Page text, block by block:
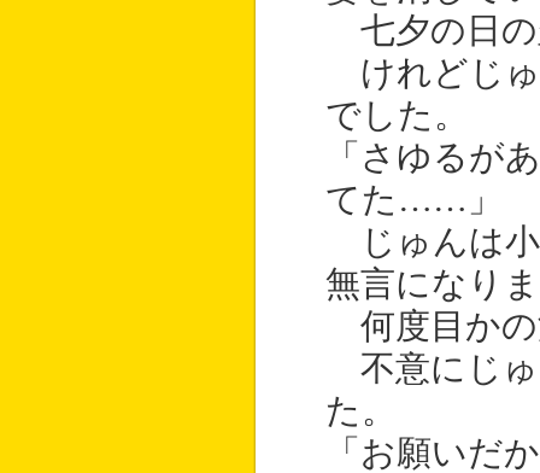
七夕の日の
けれどじゅ
でした。
「さゆるが
てた……」
じゅんは小
無言になり
何度目かの
不意にじゅ
た。
「お願いだ